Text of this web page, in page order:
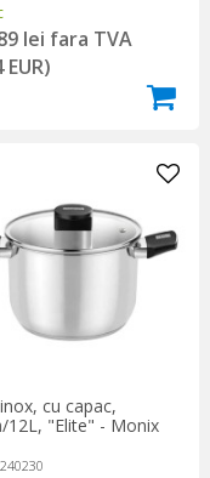
lei fara TVA
EUR)
cu capac,
12L, "Elite" - Monix